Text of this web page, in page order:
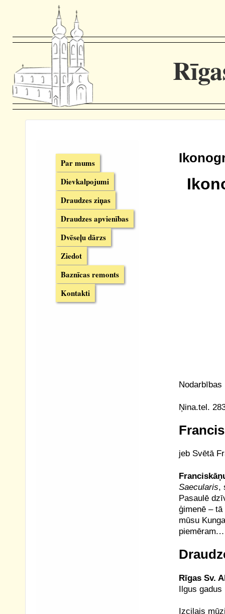
Ņina.tel.
jeb Svētā
Saecularis,
Pasaulē
ģimenē –
mūsu
Rīgas Sv.
Ilgus
Izcilais
Par mums
Dievkalpojumi
Draudzes ziņas
Draudzes apvienības
Dvēseļu dārzs
Ziedot
Baznīcas remonts
Kontakti